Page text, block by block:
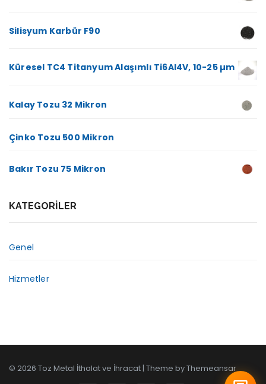
Silisyum Karbür F90
Küresel TC4 Titanyum Alaşımlı Ti6Al4V, 10-25 µm
Kalay Tozu 32 Mikron
Çinko Tozu 500 Mikron
Bakır Tozu 75 Mikron
KATEGORILER
Genel
Hizmetler
© 2026 Toz Metal İthalat ve İhracat | Theme byThemeansar